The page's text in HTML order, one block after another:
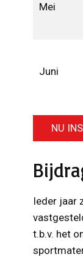
Mei
Juni
NU
Ieder jaar
t.b.v. het